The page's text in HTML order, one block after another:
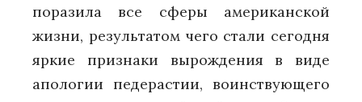
поразила все сферы американской
жизни, результатом чего стали сегодня
яркие признаки вырождения в виде
апологии педерастии, воинствующего